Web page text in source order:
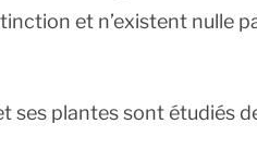
et n’existent nulle
ses plantes sont étudiés